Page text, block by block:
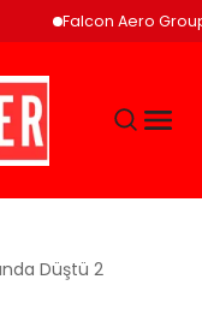
Falcon Aero Group,
Düştü 2